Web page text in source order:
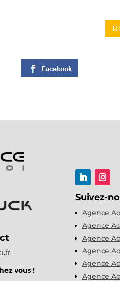
vous !
Suivez-
Agence
Agence
Agence
Agence
Agence
Agence